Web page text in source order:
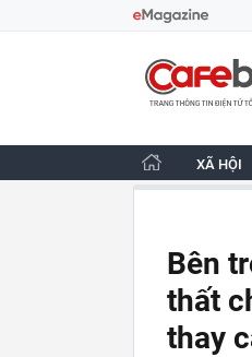
CafeBiz - Trang
XÃ HỘI
Bên
thất
thay